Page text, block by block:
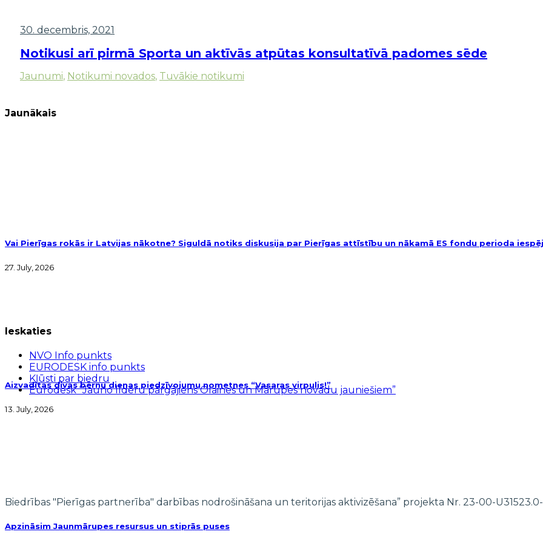
30. decembris, 2021
Notikusi arī pirmā Sporta un aktīvās atpūtas konsultatīvā padomes sēde
Jaunumi, Notikumi novados, Tuvākie notikumi
Jaunākais
Vai Pierīgas rokās ir Latvijas nākotne? Siguldā notiks diskusija par Pierīgas attīstību un nākamā ES fondu perioda
27. July, 2026
Aizvadītas divas bērnu dienas piedzīvojumu nometnes “Vasaras virpulis!”
13. July, 2026
Apzināsim Jaunmārupes resursus un stiprās puses
Ieskaties
NVO Info punkts
EURODESK info punkts
Kļūsti par biedru
Eurodesk “Jauno līderu pārgājiens Olaines un Mārupes novadu jauniešiem”
Biedrības "Pierīgas partnerība" darbības nodrošināšana un teritorijas aktivizēšana” projekta Nr. 23-00-